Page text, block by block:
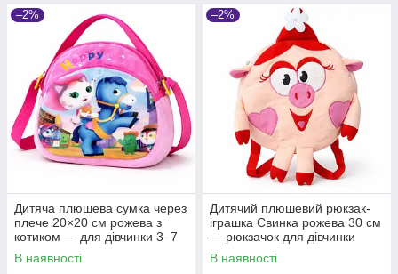
–2%
Дитяча плюшева сумка через
плече 20×20 см рожева з
котиком — для дівчинки 3–7
років, на блискавці,
регульований ремінець
В наявності
–2%
Дитячий плюшевий рюкзак-
іграшка Свинка рожева 30 см
— рюкзачок для дівчинки
В наявності